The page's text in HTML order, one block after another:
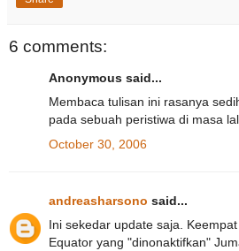
6 comments:
Anonymous said...
Membaca tulisan ini rasanya
pada sebuah peristiwa di masa
October 30, 2006
andreasharsono said...
Ini sekedar update saja.
Equator yang "dinonaktifkan"